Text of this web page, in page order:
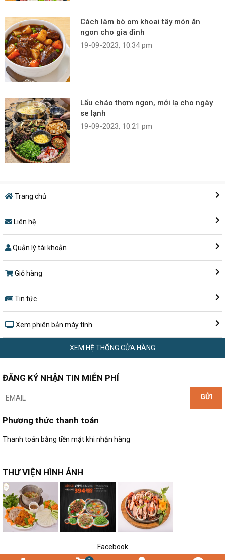
Cách làm bò om khoai tây món ăn
ngon cho gia đình
19-09-2023, 10:34 pm
Lẩu cháo thơm ngon, mới lạ cho ngày
se lạnh
19-09-2023, 10:21 pm
Trang chủ
Liên hệ
Quản lý tài khoản
Giỏ hàng
Tin tức
Xem phiên bản máy tính
XEM HỆ THỐNG CỬA HÀNG
ĐĂNG KÝ NHẬN TIN MIỄN PHÍ
GỬI
Phương thức thanh toán
Thanh toán bằng tiền mặt khi nhận hàng
THƯ VIỆN HÌNH ẢNH
Facebook